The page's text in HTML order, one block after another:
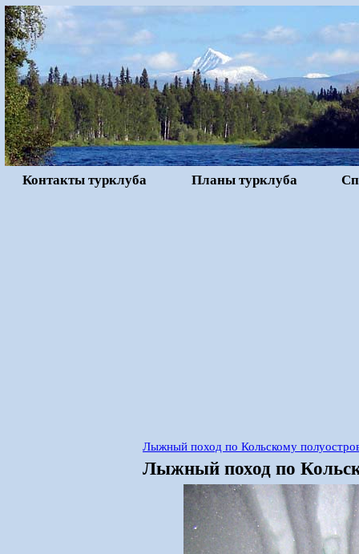
Контакты турклуба Планы турклуба
Лыжный поход по Кольскому
Лыжный поход по